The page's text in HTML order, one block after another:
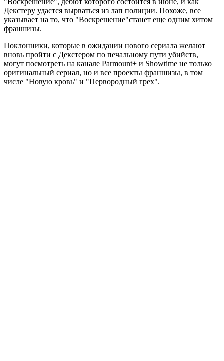
Декстеру удастся вырваться из лап полиции. Похоже, все
указывает на то, что "Воскрешение"станет еще одним хитом
франшизы.
Поклонники, которые в ожидании нового сериала желают
вновь пройти с Декстером по печальному пути убийств,
могут посмотреть на канале Parmount+ и Showtime не только
оригинальный сериал, но и все проекты франшизы, в том
числе "Новую кровь" и "Первородный грех".